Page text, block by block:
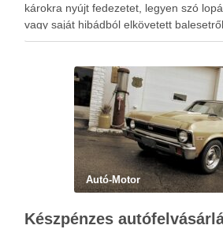
károkra nyújt fedezetet, legyen szó
vagy saját hibádból elkövetett
végiggondolni a casco biztosítás
Autó-Motor